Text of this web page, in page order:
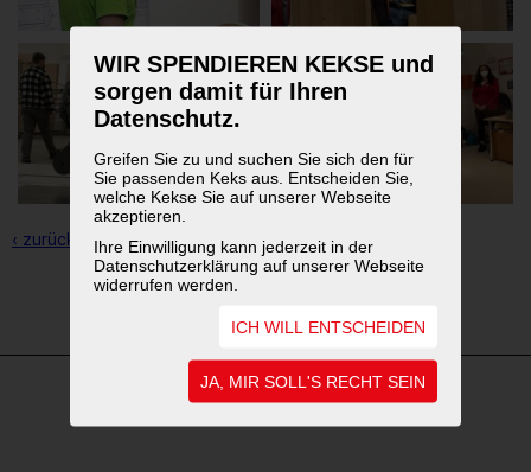
WIR SPENDIEREN KEKSE und
sorgen damit für Ihren
Datenschutz.
Greifen Sie zu und suchen Sie sich den für
Sie passenden Keks aus. Entscheiden Sie,
welche Kekse Sie auf unserer Webseite
akzeptieren.
Ihre Einwilligung kann jederzeit in der
Datenschutzerklärung auf unserer Webseite
widerrufen werden.
ICH WILL ENTSCHEIDEN
JA, MIR SOLL'S RECHT SEIN
‹ zurück zur Übersicht